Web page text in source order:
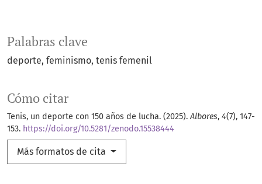
Palabras clave
deporte feminismo tenis femenil
Cómo citar
Tenis, un deporte con 150 años de lucha. (2025).Albores, 4(7), 147-
153. https://doi.org/10.5281/zenodo.15538444
Más formatos de cita